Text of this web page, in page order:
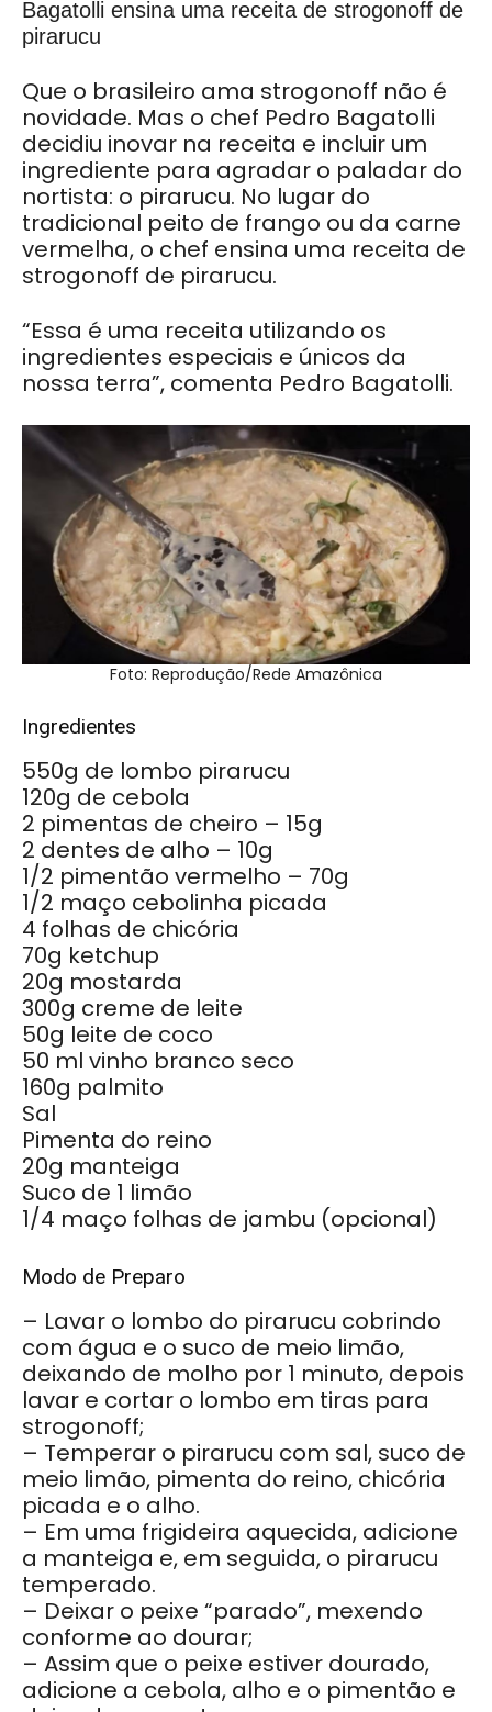
Bagatolli ensina uma receita de strogonoff de
pirarucu
Que o brasileiro ama strogonoff não é
novidade. Mas o chef Pedro Bagatolli
decidiu inovar na receita e incluir um
ingrediente para agradar o paladar do
nortista: o pirarucu. No lugar do
tradicional peito de frango ou da carne
vermelha, o chef ensina uma receita de
strogonoff de pirarucu.
“Essa é uma receita utilizando os
ingredientes especiais e únicos da
nossa terra”, comenta Pedro Bagatolli.
Foto: Reprodução/Rede Amazônica
Ingredientes
550g de lombo pirarucu
120g de cebola
2 pimentas de cheiro – 15g
2 dentes de alho – 10g
1/2 pimentão vermelho – 70g
1/2 maço cebolinha picada
4 folhas de chicória
70g ketchup
20g mostarda
300g creme de leite
50g leite de coco
50 ml vinho branco seco
160g palmito
Sal
Pimenta do reino
20g manteiga
Suco de 1 limão
1/4 maço folhas de jambu (opcional)
Modo de Preparo
– Lavar o lombo do pirarucu cobrindo
com água e o suco de meio limão,
deixando de molho por 1 minuto, depois
lavar e cortar o lombo em tiras para
strogonoff;
– Temperar o pirarucu com sal, suco de
meio limão, pimenta do reino, chicória
picada e o alho.
– Em uma frigideira aquecida, adicione
a manteiga e, em seguida, o pirarucu
temperado.
– Deixar o peixe “parado”, mexendo
conforme ao dourar;
– Assim que o peixe estiver dourado,
adicione a cebola, alho e o pimentão e